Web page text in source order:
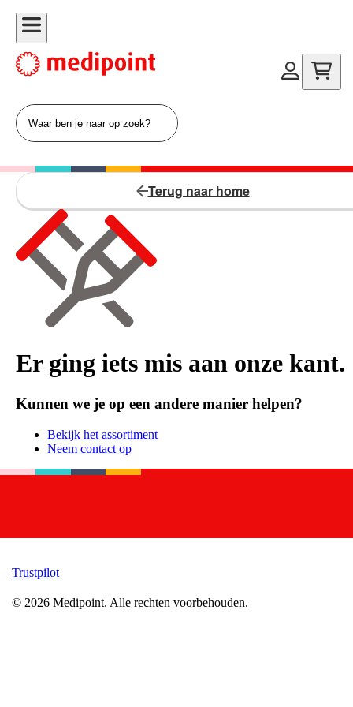
Terug naar home
Er ging iets mis aan onze kant.
Kunnen we je op een andere manier helpen?
Bekijk het assortiment
Neem contact op
Trustpilot
© 2026 Medipoint. Alle rechten voorbehouden.